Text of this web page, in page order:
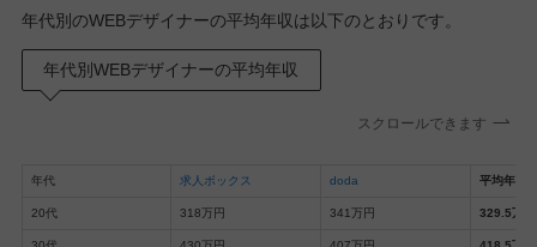
年代別のWEBデザイナーの平均年収は以下のとおりです。
年代別WEBデザイナーの平均年収
スクロールできます
年代 求人ボックス doda 平均年収
20代 318万円 341万円 329.5万円